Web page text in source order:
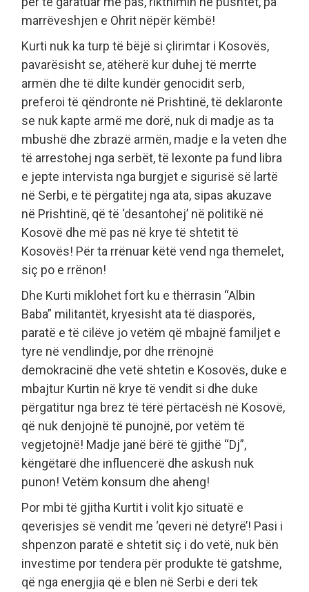
marrëveshjen e Ohrit nëpër këmbë!
Kurti nuk ka turp të bëjë si çlirimtar i Kosovës,
pavarësisht se, atëherë kur duhej të merrte
armën dhe të dilte kundër genocidit serb,
preferoi të qëndronte në Prishtinë, të deklaronte
se nuk kapte armë me dorë, nuk di madje as ta
mbushë dhe zbrazë armën, madje e la veten dhe
të arrestohej nga serbët, të lexonte pa fund libra
e jepte intervista nga burgjet e sigurisë së lartë
në Serbi, e të përgatitej nga ata, sipas akuzave
në Prishtinë, që të ‘desantohej’ në politikë në
Kosovë dhe më pas në krye të shtetit të
Kosovës! Për ta rrënuar këtë vend nga themelet,
siç po e rrënon!
Dhe Kurti miklohet fort ku e thërrasin “Albin
Baba” militantët, kryesisht ata të diasporës,
paratë e të cilëve jo vetëm që mbajnë familjet e
tyre në vendlindje, por dhe rrënojnë
demokracinë dhe vetë shtetin e Kosovës, duke e
mbajtur Kurtin në krye të vendit si dhe duke
përgatitur nga brez të tërë përtacësh në Kosovë,
që nuk denjojnë të punojnë, por vetëm të
vegjetojnë! Madje janë bërë të gjithë “Dj”,
këngëtarë dhe influencerë dhe askush nuk
punon! Vetëm konsum dhe aheng!
Por mbi të gjitha Kurtit i volit kjo situatë e
qeverisjes së vendit me ‘qeveri në detyrë’! Pasi i
shpenzon paratë e shtetit siç i do vetë, nuk bën
investime por tendera për produkte të gatshme,
që nga energjia që e blen në Serbi e deri tek